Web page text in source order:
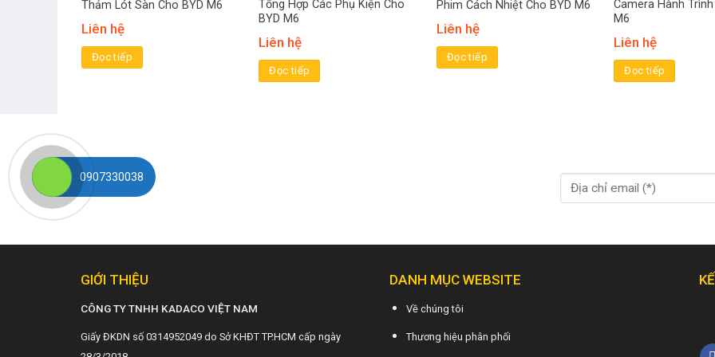
Thảm Lót Sàn Cho BYD M6
Liên hệ
Đọc tiếp
Tổng Hợp Các Phụ Kiện Cho
BYD M6
Liên hệ
Đọc tiếp
Phim Cách Nhiệt Cho BYD M6
Liên hệ
Đọc tiếp
Camera Hành Trình
M6
Liên hệ
Đọc tiếp
GIỚI THIỆU
CÔNG TY TNHH KADACO VIỆT NAM
Giấy ĐKDN số 0314952049 do Sở KHĐT TP.HCM cấp ngày
DANH MỤC WEBSITE
Về chúng tôi
Thương hiệu phân phối
0907330038